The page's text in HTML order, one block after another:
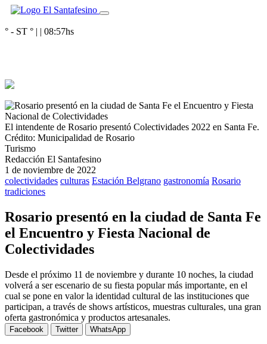
° - ST ° | | 08:57hs
El intendente de Rosario presentó Colectividades 2022 en Santa Fe.
Crédito: Municipalidad de Rosario
Turismo
Redacción El Santafesino
1 de noviembre de 2022
colectividades culturas Estación Belgrano gastronomía Rosario
tradiciones
Rosario presentó en la ciudad de Santa Fe
el Encuentro y Fiesta Nacional de
Colectividades
Desde el próximo 11 de noviembre y durante 10 noches, la ciudad
volverá a ser escenario de su fiesta popular más importante, en el
cual se pone en valor la identidad cultural de las instituciones que
participan, a través de shows artísticos, muestras culturales, una gran
oferta gastronómica y productos artesanales.
Facebook Twitter WhatsApp